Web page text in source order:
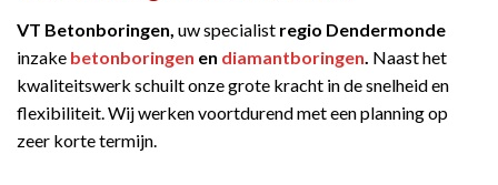
VT Betonboringen, uw specialist regio Dendermonde
inzake betonboringen en diamantboringen. Naast het
kwaliteitswerk schuilt onze grote kracht in de snelheid en
flexibiliteit. Wij werken voortdurend met een planning op
zeer korte termijn.